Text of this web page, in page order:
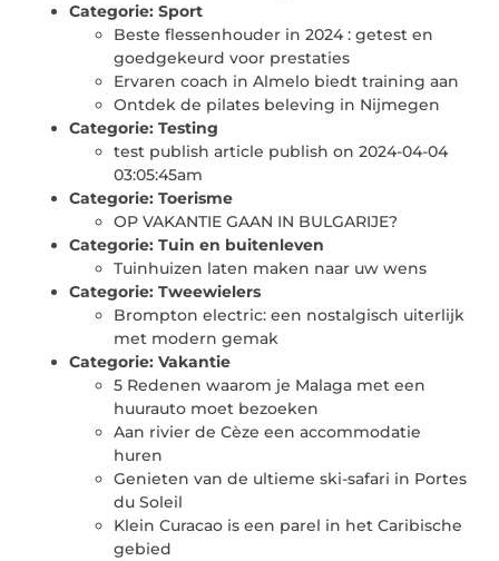
Categorie: Sport
Beste flessenhouder in 2024 : getest en
goedgekeurd voor prestaties
Ervaren coach in Almelo biedt training aan
Ontdek de pilates beleving in Nijmegen
Categorie: Testing
test publish article publish on 2024-04-04
03:05:45am
Categorie: Toerisme
OP VAKANTIE GAAN IN BULGARIJE?
Categorie: Tuin en buitenleven
Tuinhuizen laten maken naar uw wens
Categorie: Tweewielers
Brompton electric: een nostalgisch uiterlijk
met modern gemak
Categorie: Vakantie
5 Redenen waarom je Malaga met een
huurauto moet bezoeken
Aan rivier de Cèze een accommodatie
huren
Genieten van de ultieme ski-safari in Portes
du Soleil
Klein Curacao is een parel in het Caribische
gebied